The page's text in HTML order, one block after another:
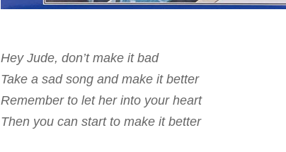
Hey Jude, don’t make it bad
Take a sad song and make it better
Remember to let her into your heart
Then you can start to make it better